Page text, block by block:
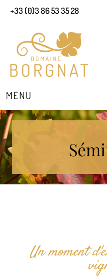
+33 (0)3 86 53 35 28
MENU
Un moment
Panneau de gestion des